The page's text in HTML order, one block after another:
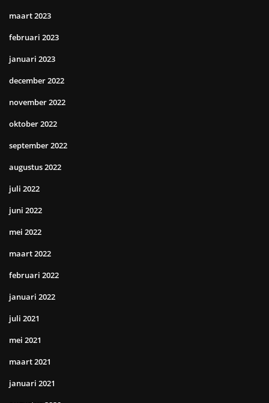
maart 2023
februari 2023
januari 2023
december 2022
november 2022
oktober 2022
september 2022
augustus 2022
juli 2022
juni 2022
mei 2022
maart 2022
februari 2022
januari 2022
juli 2021
mei 2021
maart 2021
januari 2021